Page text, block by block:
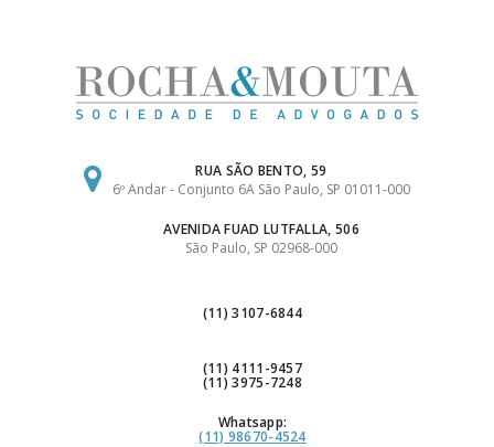
RUA SÃO BENTO, 59
6º Andar - Conjunto 6A São Paulo, SP 01011-000
AVENIDA FUAD LUTFALLA, 506
São Paulo, SP 02968-000
(11) 3107-6844
(11) 4111-9457
(11) 3975-7248
Whatsapp:
(11) 98670-4524